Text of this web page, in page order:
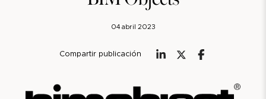
04 abril 2023
Compartir publicación